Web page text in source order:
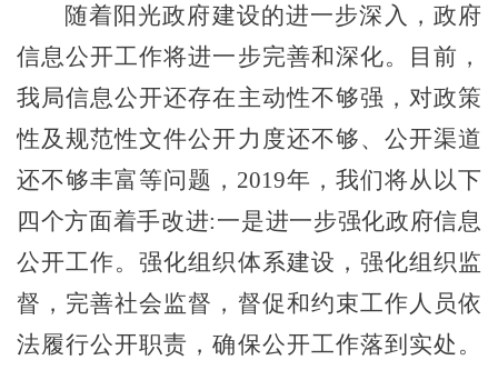
随着阳光政府建设的进一步深入，政府
信息公开工作将进一步完善和深化。目前，
我局信息公开还存在主动性不够强，对政策
性及规范性文件公开力度还不够、公开渠道
还不够丰富等问题， 2019年，我们将从以下
四个方面着手改进:一是进一步强化政府信息
公开工作。强化组织体系建设，强化组织监
督，完善社会监督，督促和约束工作人员依
法履行公开职责，确保公开工作落到实处。